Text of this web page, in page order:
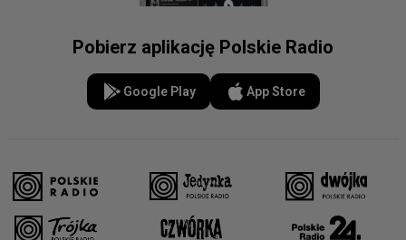
Pobierz aplikację Polskie Radio
Google Play App Store